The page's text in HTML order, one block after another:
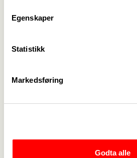
Egenskaper
Statistikk
Markedsføring
Godta alle
Arnt Jostein Silseth
Fagforbundet Møre og Romsdal
Medlemskap ->